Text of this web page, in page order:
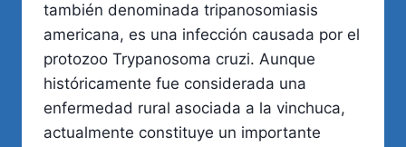
también denominada tripanosomiasis
americana, es una infección causada por el
protozoo Trypanosoma cruzi. Aunque
históricamente fue considerada una
enfermedad rural asociada a la vinchuca,
actualmente constituye un importante